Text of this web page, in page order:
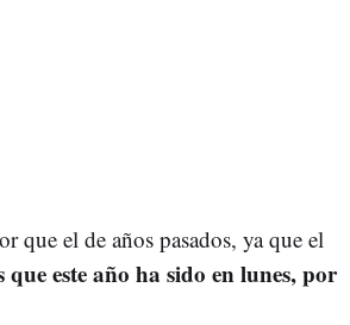
que el de años pasados, ya que el
que este año ha sido en lunes, por